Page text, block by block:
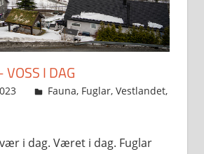
I DAG
Svein
Fauna, Fuglar, Vestlandet,
i dag. Været i dag. Fuglar